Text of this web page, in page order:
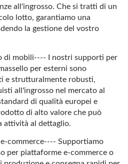
all'ingrosso. Che si tratti di un
lotto, garantiamo una
la gestione del vostro
di mobili---- I nostri supporti per
per esterni sono
e strutturalmente robusti,
all'ingrosso nel mercato al
di qualità europei e
di alto valore che può
attività al dettaglio.
commerce---- Supportiamo
per piattaforme e-commerce o